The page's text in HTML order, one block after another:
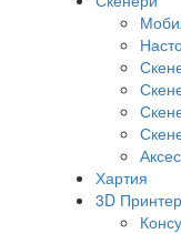
Хартия
3D